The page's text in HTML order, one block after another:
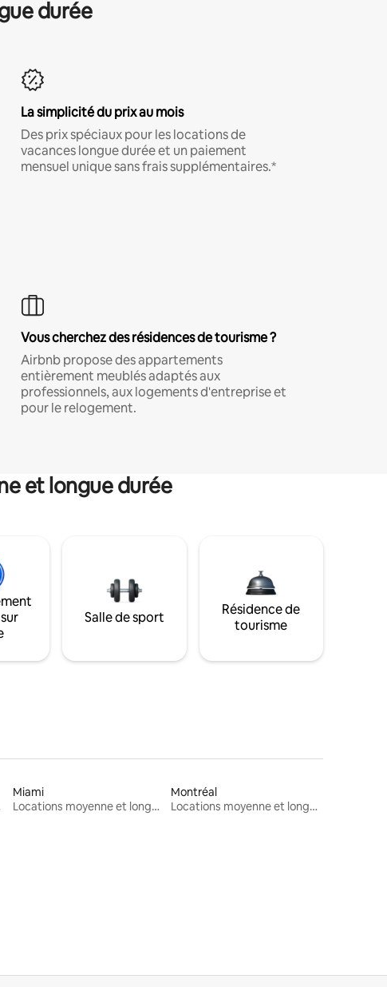
durée
La simplicité du prix au mois
Des prix spéciaux pour les locations de
vacances longue durée et un paiement
mensuel unique sans frais supplémentaires.*
Vous cherchez des résidences de tourisme ?
Airbnb propose des appartements
entièrement meublés adaptés aux
professionnels, aux logements d'entreprise et
pour le relogement.
et longue durée
Salle de sport
Résidence de
tourisme
Miami
Locations moyenne et longue durée
Montréal
Locations moyenne et longue durée